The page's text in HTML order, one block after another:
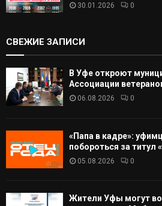
30.01.2026 0
СВЕЖИЕ ЗАПИСИ
В Уфе откроют
Ассоциации
06.08.2026 0
«Папа в кадре»:
побороться за титул
05.08.2026 0
Жители Уфы могут